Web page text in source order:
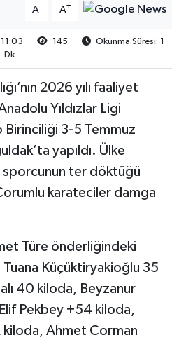
A- A+
145
Okunma Süresi: 1
Dk
2026 yılı faaliyet
Yıldızlar Ligi
3-5 Temmuz
yapıldı. Ülke
sporcunun ter döktüğü
karateciler damga
Türe önderliğindeki
Küçüktiryakioğlu 35
40 kiloda, Beyzanur
Pekbey +54 kiloda,
kiloda, Ahmet Corman